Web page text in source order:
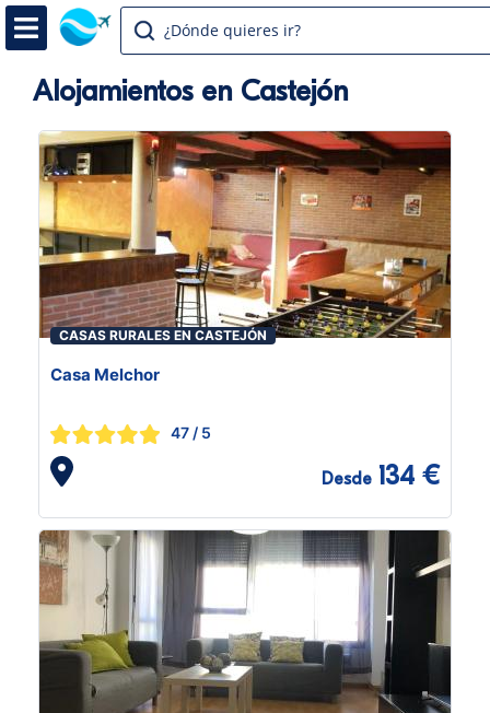
¿Dónde quieres ir?
Alojamientos en Castejón
CASAS RURALES EN CASTEJÓN
Casa Melchor
47 / 5
Desde 134 €